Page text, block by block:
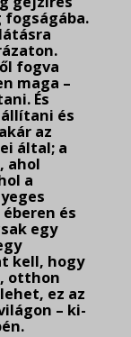
fogságába.
fogva
maga –
És
és
az
által; a
ahol
a
és
egy
kell, hogy
otthon
ez az
– ki-